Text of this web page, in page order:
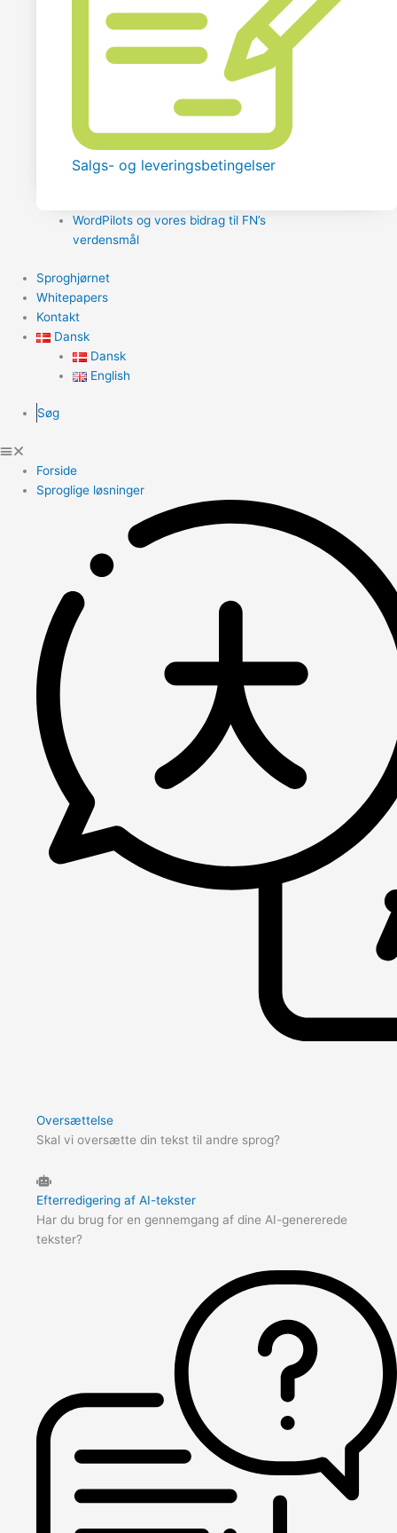
Salgs- og leveringsbetingelser
WordPilots og vores bidrag til FN’s
verdensmål
Sproghjørnet
Whitepapers
Kontakt
Dansk
Dansk
English
Søg
Forside
Sproglige løsninger
Oversættelse
Skal vi oversætte din tekst til andre sprog?
Efterredigering af AI-tekster
Har du brug for en gennemgang af dine AI-genererede
tekster?